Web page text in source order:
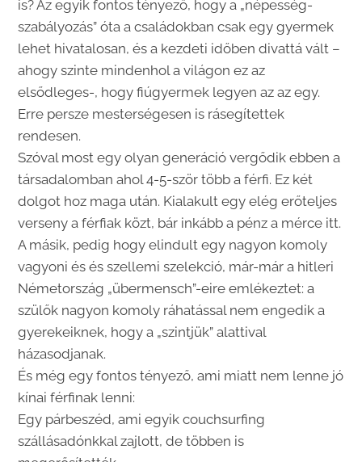
is? Az egyik fontos tényező, hogy a „népesség-
szabályozás” óta a családokban csak egy gyermek
lehet hivatalosan, és a kezdeti időben divattá vált –
ahogy szinte mindenhol a világon ez az
elsődleges-, hogy fiúgyermek legyen az az egy.
Erre persze mesterségesen is rásegítettek
rendesen.
Szóval most egy olyan generáció vergődik ebben a
társadalomban ahol 4-5-ször több a férfi. Ez két
dolgot hoz maga után. Kialakult egy elég erőteljes
verseny a férfiak közt, bár inkább a pénz a mérce itt.
A másik, pedig hogy elindult egy nagyon komoly
vagyoni és és szellemi szelekció, már-már a hitleri
Németország „übermensch”-eire emlékeztet: a
szülők nagyon komoly ráhatással nem engedik a
gyerekeiknek, hogy a „szintjük” alattival
házasodjanak.
És még egy fontos tényező, ami miatt nem lenne jó
kínai férfinak lenni:
Egy párbeszéd, ami egyik couchsurfing
szállásadónkkal zajlott, de többen is